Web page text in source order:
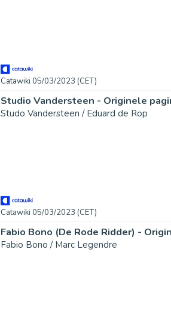
Catawiki 05/03/2023 (CET)
Studo Vandersteen / Eduard de Rop
Catawiki 05/03/2023 (CET)
Fabio Bono / Marc Legendre